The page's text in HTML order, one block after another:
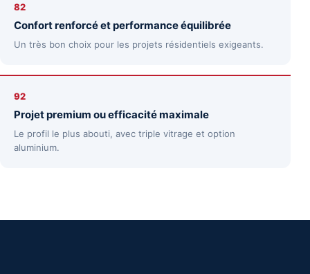
82
Confort renforcé et performance équilibrée
Un très bon choix pour les projets résidentiels exigeants.
92
Projet premium ou efficacité maximale
Le profil le plus abouti, avec triple vitrage et option
aluminium.